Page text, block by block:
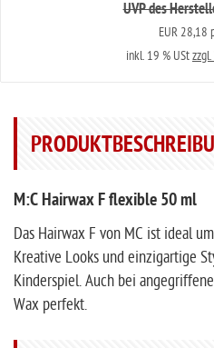
UVP des
EUR 28,18
inkl. 19 % USt
M:C Hairwax F flexible 50 ml
Das Hairwax F von MC ist ideal
Kreative Looks und einzigartige
Kinderspiel. Auch bei
Wax perfekt.